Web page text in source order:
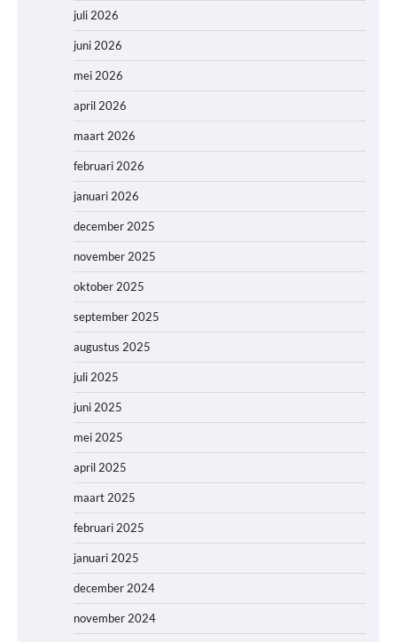
juli 2026
juni 2026
mei 2026
april 2026
maart 2026
februari 2026
januari 2026
december 2025
november 2025
oktober 2025
september 2025
augustus 2025
juli 2025
juni 2025
mei 2025
april 2025
maart 2025
februari 2025
januari 2025
december 2024
november 2024